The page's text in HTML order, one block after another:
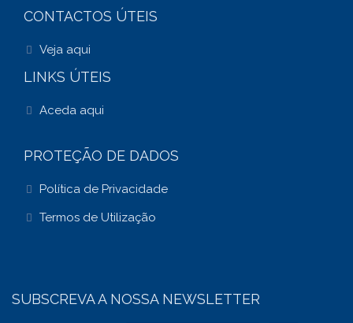
CONTACTOS ÚTEIS
Veja aqui
LINKS ÚTEIS
Aceda aqui
PROTEÇÃO DE DADOS
Política de Privacidade
Termos de Utilização
SUBSCREVA A NOSSA NEWSLETTER